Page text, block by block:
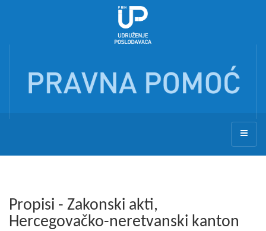
Propisi - Zakonski akti,
Hercegovačko-neretvanski kanton